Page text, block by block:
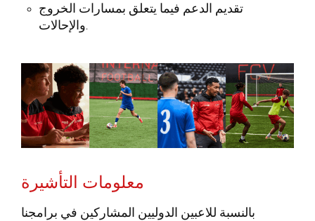
تقديم الدعم فيما يتعلق بمسارات الخروج
والإحالات.
معلومات التأشيرة
بالنسبة للاعبين الدوليين المشاركين في برامجنا